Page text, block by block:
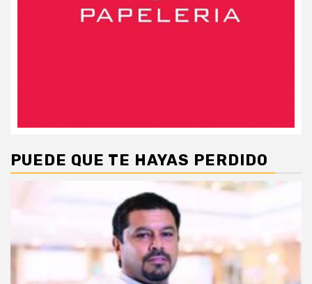
PUEDE QUE TE HAYAS PERDIDO